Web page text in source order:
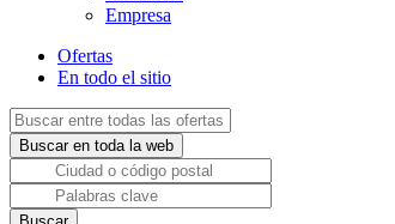
Empresa
Ofertas
En todo el sitio